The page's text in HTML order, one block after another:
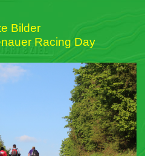
Bilder
Racing Day